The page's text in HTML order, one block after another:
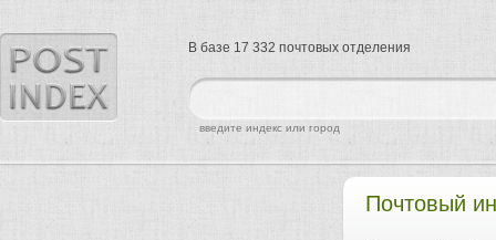
Почтовый
найти
введите индекс или город
В базе 17 332 почтовых отделения